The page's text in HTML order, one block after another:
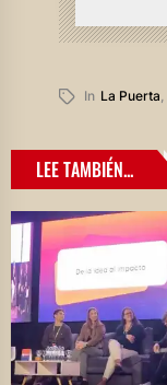
In La Puerta
LEE TAMBIÉN...